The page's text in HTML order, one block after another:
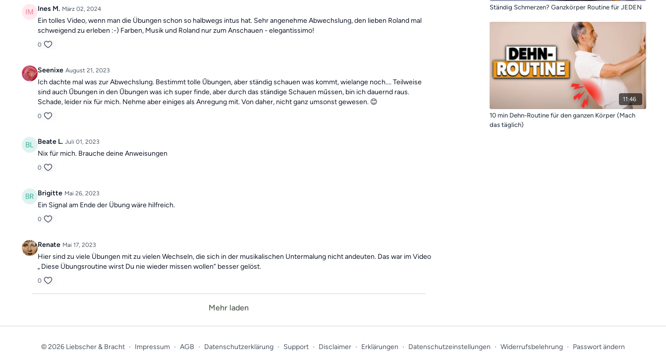
Ines M. März 02, 2024
Ein tolles Video, wenn man die Übungen schon so halbwegs intus hat. Sehr angenehme Abwechslung, den lieben Roland mal
schweigend zu erleben :-) Farben, Musik und Roland nur zum Anschauen - elegantissimo!
0
Seenixe August 21, 2023
Ich dachte mal was zur Abwechslung. Bestimmt tolle Űbungen, aber ständig schauen was kommt, wielange noch.... Teilweise
sind auch Űbungen in den Űbungen was ich super finde, aber durch das ständige Schauen műssen, bin ich dauernd raus.
Schade, leider nix für mich. Nehme aber einiges als Anregung mit. Von daher, nicht ganz umsonst gewesen. 😊
0
Beate L. Juli 01, 2023
Nix für mich. Brauche deine Anweisungen
0
Brigitte Mai 26, 2023
Ein Signal am Ende der Übung wäre hilfreich.
0
Renate Mai 17, 2023
Hier sind zu viele Übungen mit zu vielen Wechseln, die sich in der musikalischen Untermalung nicht andeuten. Das war im Video
„ Diese Übungsroutine wirst Du nie wieder missen wollen“ besser gelöst.
0
Mehr laden
Ständig Schmerzen? Ganzkörper Routine für JEDEN
11:46
10 min Dehn-Routine für den ganzen Körper (Mach
das täglich)
© 2026 Liebscher & Bracht ∙ Impressum ∙ AGB ∙ Datenschutzerklärung ∙ Support ∙ Disclaimer ∙ Erklärungen ∙ Datenschutzeinstellungen ∙ Widerrufsbelehrung ∙ Passwort ändern